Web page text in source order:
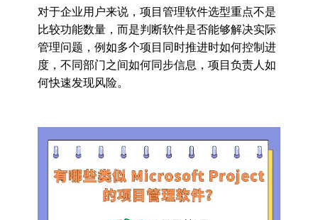
对于企业用户来说，项目管理软件选型重点不是
比较功能数量，而是判断软件是否能够解决实际
管理问题，例如多个项目同时推进时如何控制进
度，不同部门之间如何同步信息，项目负责人如
何快速发现风险。